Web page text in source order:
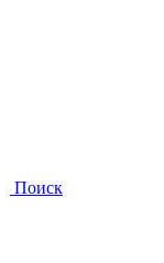
Поиск